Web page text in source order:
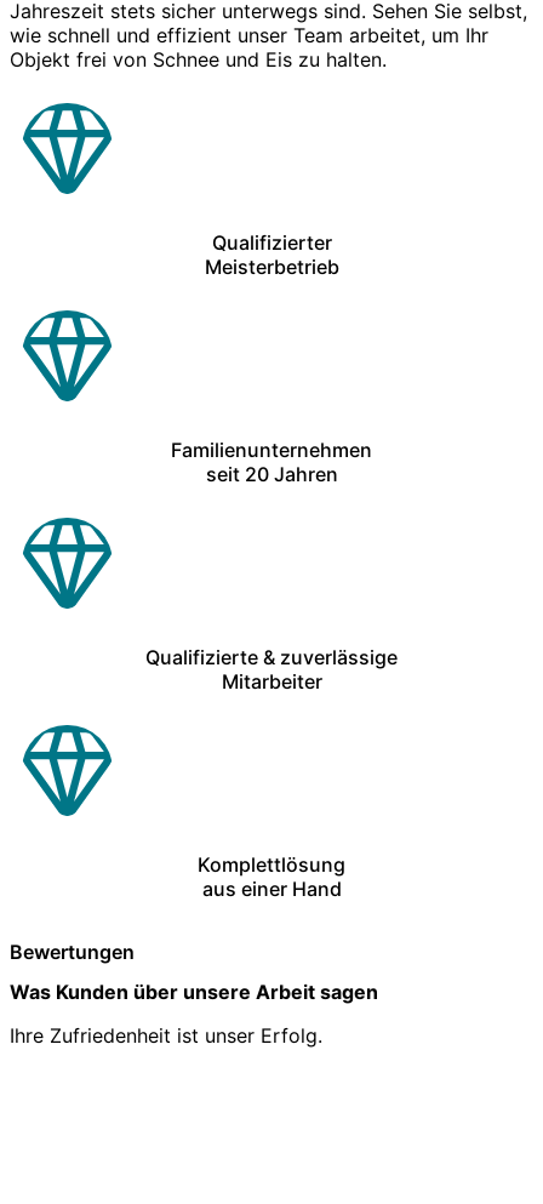
Jahreszeit stets sicher unterwegs sind. Sehen Sie selbst,
wie schnell und effizient unser Team arbeitet, um Ihr
Objekt frei von Schnee und Eis zu halten.
Qualifizierter
Meisterbetrieb
Familienunternehmen
seit 20 Jahren
Qualifizierte & zuverlässige
Mitarbeiter
Komplettlösung
aus einer Hand
Bewertungen
Was Kunden über unsere Arbeit sagen
Ihre Zufriedenheit ist unser Erfolg.